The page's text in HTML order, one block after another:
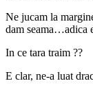
Ne jucam la
dam seama…adica
In ce tara traim ??
E clar, ne-a luat